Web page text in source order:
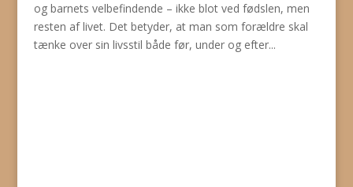
og barnets velbefindende – ikke blot ved fødslen, men
resten af livet. Det betyder, at man som forældre skal
tænke over sin livsstil både før, under og efter...